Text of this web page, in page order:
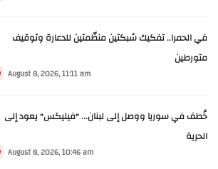
في الحمرا.. تفكيك شبكتين منظّمتين للدعارة وتوقيف
متورطين
August 8, 2026, 11:11 am
خُطف في سوريا ووصل إلى لبنان... "فيليكس" يعود إلى
الحرية
August 8, 2026, 10:46 am